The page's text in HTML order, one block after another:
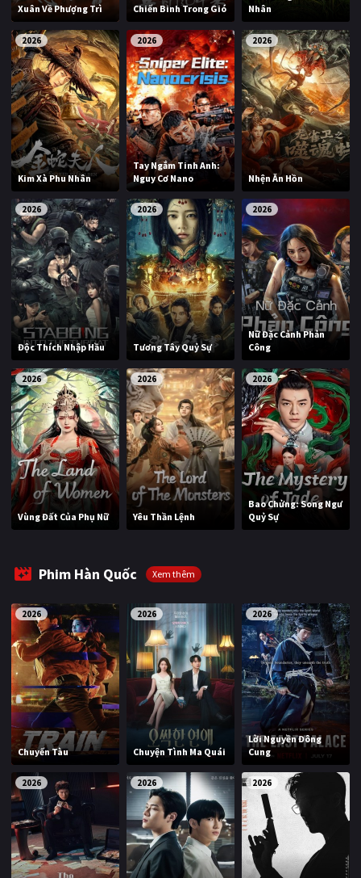
Xuân Về Phượng Trì Chiến Binh Trong Gió
Nhân
2026
Kim Xà Phu Nhân
2026
Tay Ngắm Tinh Anh:
Nguy Cơ Nano
2026
Nhện Ăn Hồn
2026
Độc Thích Nhập Hầu
2026
Tương Tây Quỷ Sự
2026
Nữ Đặc Cảnh Phản
Công
2026
Vùng Đất Của Phụ Nữ
2026
Yêu Thần Lệnh
2026
Bao Chửng: Song Ngư
Quỷ Sự
Phim Hàn Quốc Xem thêm
2026
Chuyến Tàu
2026
Chuyện Tình Ma Quái
2026
Lời Nguyền Đông
Cung
2026 2026 2026